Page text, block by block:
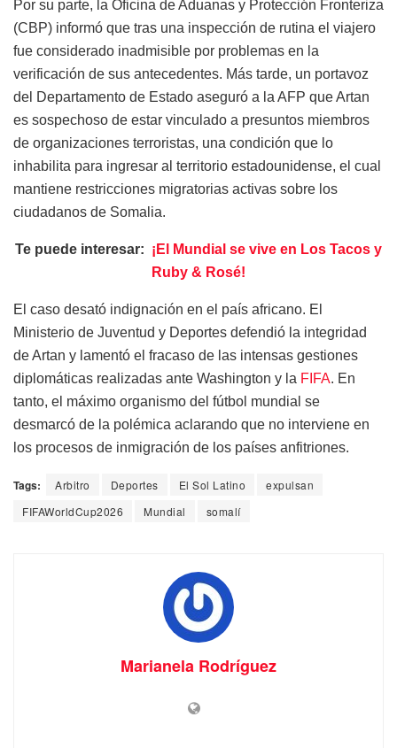
Por su parte, la Oficina de Aduanas y Protección Fronteriza
(CBP) informó que tras una inspección de rutina el viajero
fue considerado inadmisible por problemas en la
verificación de sus antecedentes. Más tarde, un portavoz
del Departamento de Estado aseguró a la AFP que Artan
es sospechoso de estar vinculado a presuntos miembros
de organizaciones terroristas, una condición que lo
inhabilita para ingresar al territorio estadounidense, el cual
mantiene restricciones migratorias activas sobre los
ciudadanos de Somalia.
Te puede interesar: ¡El Mundial se vive en Los Tacos y
Ruby & Rosé!
El caso desató indignación en el país africano. El
Ministerio de Juventud y Deportes defendió la integridad
de Artan y lamentó el fracaso de las intensas gestiones
diplomáticas realizadas ante Washington y la FIFA. En
tanto, el máximo organismo del fútbol mundial se
desmarcó de la polémica aclarando que no interviene en
los procesos de inmigración de los países anfitriones.
Tags: Arbitro Deportes El Sol Latino
expulsan
FIFAWorldCup2026
Mundial somalí
Marianela Rodríguez